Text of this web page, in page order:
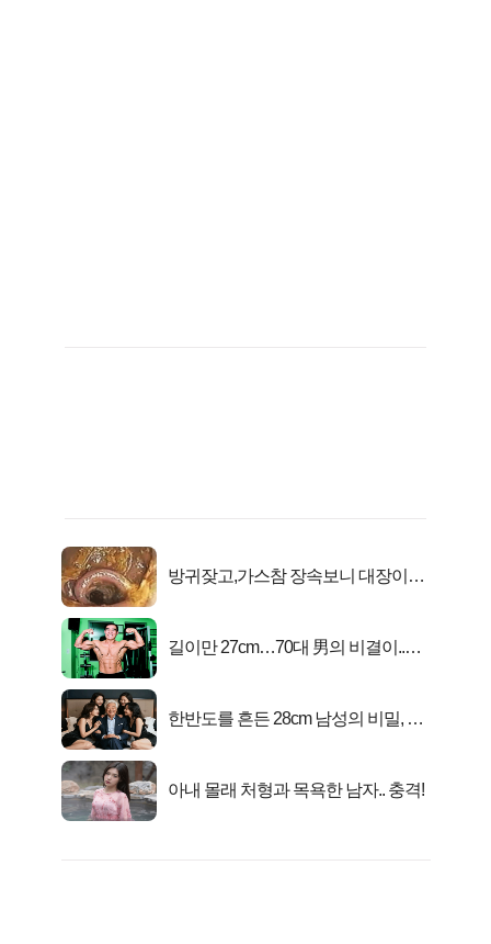
방귀잦고,가스참 장속보니 대장이아
길이만 27cm…70대 男의 비결이..충
한반도를 흔든 28cm 남성의 비밀, 매
아내 몰래 처형과 목욕한 남자.. 충격!